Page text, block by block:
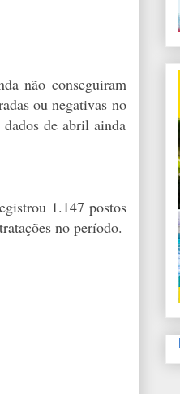
não conseguiram
ou negativas no
de abril ainda
1.147 postos
no período.